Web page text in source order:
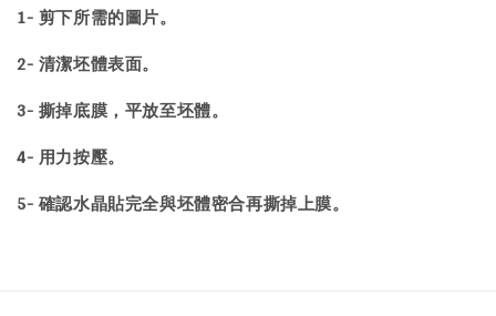
1- 剪下所需的圖片。
2- 清潔坯體表面。
3- 撕掉底膜，平放至坯體。
4- 用力按壓。
5- 確認水晶貼完全與坯體密合再撕掉上膜。